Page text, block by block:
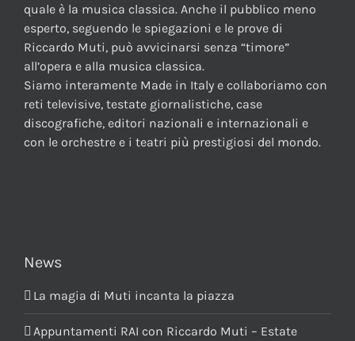
quale è la musica classica. Anche il pubblico meno
esperto, seguendo le spiegazioni e le prove di
Riccardo Muti, può avvicinarsi senza “timore”
all’opera e alla musica classica.
Siamo interamente Made in Italy e collaboriamo con
reti televisive, testate giornalistiche, case
discografiche, editori nazionali e internazionali e
con le orchestre e i teatri più prestigiosi del mondo.
News
La magia di Muti incanta la piazza
Appuntamenti RAI con Riccardo Muti – Estate